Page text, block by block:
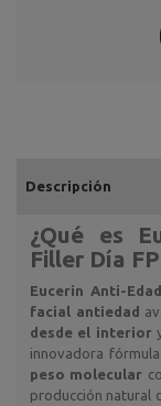
Descripción
¿Qué es
Filler Día
Eucerin Anti-
facial antiedad
desde el interior
innovadora
peso molecular
producción natural